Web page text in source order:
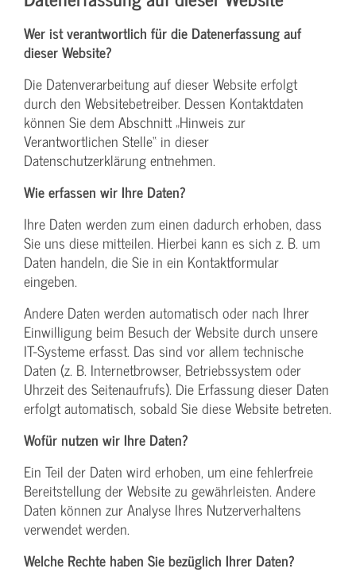
Wer ist verantwortlich für die Datenerfassung auf
dieser Website?
Die Datenverarbeitung auf dieser Website erfolgt
durch den Websitebetreiber. Dessen Kontaktdaten
können Sie dem Abschnitt „Hinweis zur
Verantwortlichen Stelle“ in dieser
Datenschutzerklärung entnehmen.
Wie erfassen wir Ihre Daten?
Ihre Daten werden zum einen dadurch erhoben, dass
Sie uns diese mitteilen. Hierbei kann es sich z. B. um
Daten handeln, die Sie in ein Kontaktformular
eingeben.
Andere Daten werden automatisch oder nach Ihrer
Einwilligung beim Besuch der Website durch unsere
IT-Systeme erfasst. Das sind vor allem technische
Daten (z. B. Internetbrowser, Betriebssystem oder
Uhrzeit des Seitenaufrufs). Die Erfassung dieser Daten
erfolgt automatisch, sobald Sie diese Website betreten.
Wofür nutzen wir Ihre Daten?
Ein Teil der Daten wird erhoben, um eine fehlerfreie
Bereitstellung der Website zu gewährleisten. Andere
Daten können zur Analyse Ihres Nutzerverhaltens
verwendet werden.
Welche Rechte haben Sie bezüglich Ihrer Daten?